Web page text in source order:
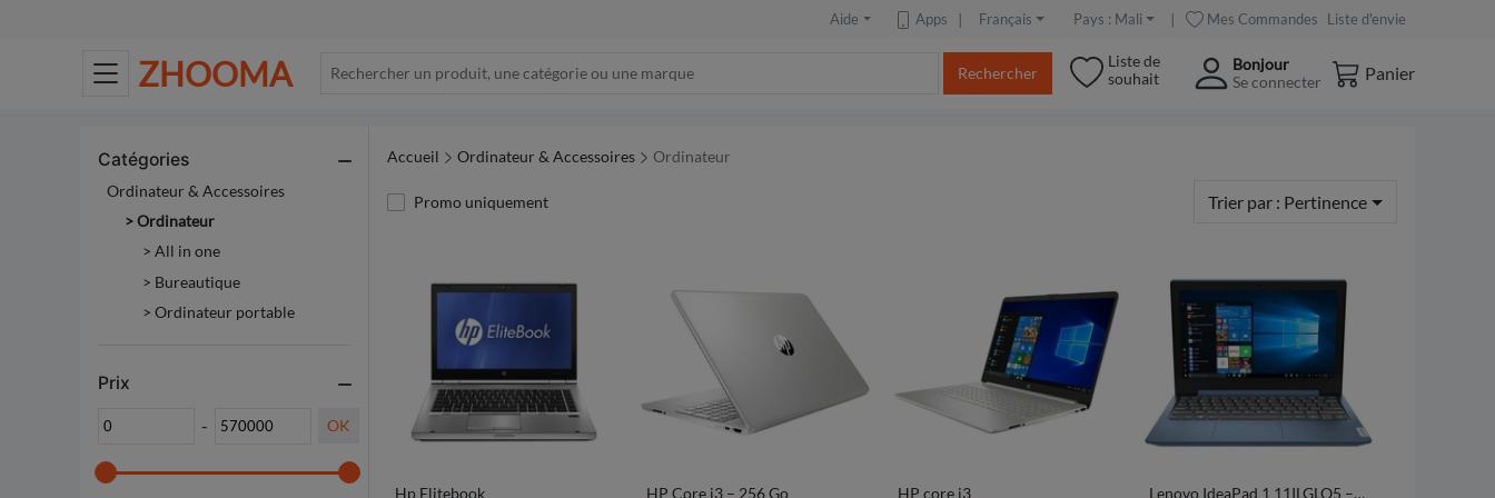
Aide Apps ∣ Français Pays : Mali ∣ Mes Commandes Liste d'envie
ZHOOMA Rechercher
Liste de
souhait
Bonjour
Se connecter
Panier
Catégories
Ordinateur & Accessoires
> Ordinateur
> All in one
> Bureautique
> Ordinateur portable
Prix
- OK
Accueil Ordinateur & Accessoires Ordinateur
Promo uniquement Trier par : Pertinence
Hp Elitebook HP Core i3 – 256 Go HP core i3
Lenovo IdeaPad 1 11ILGLO5 –